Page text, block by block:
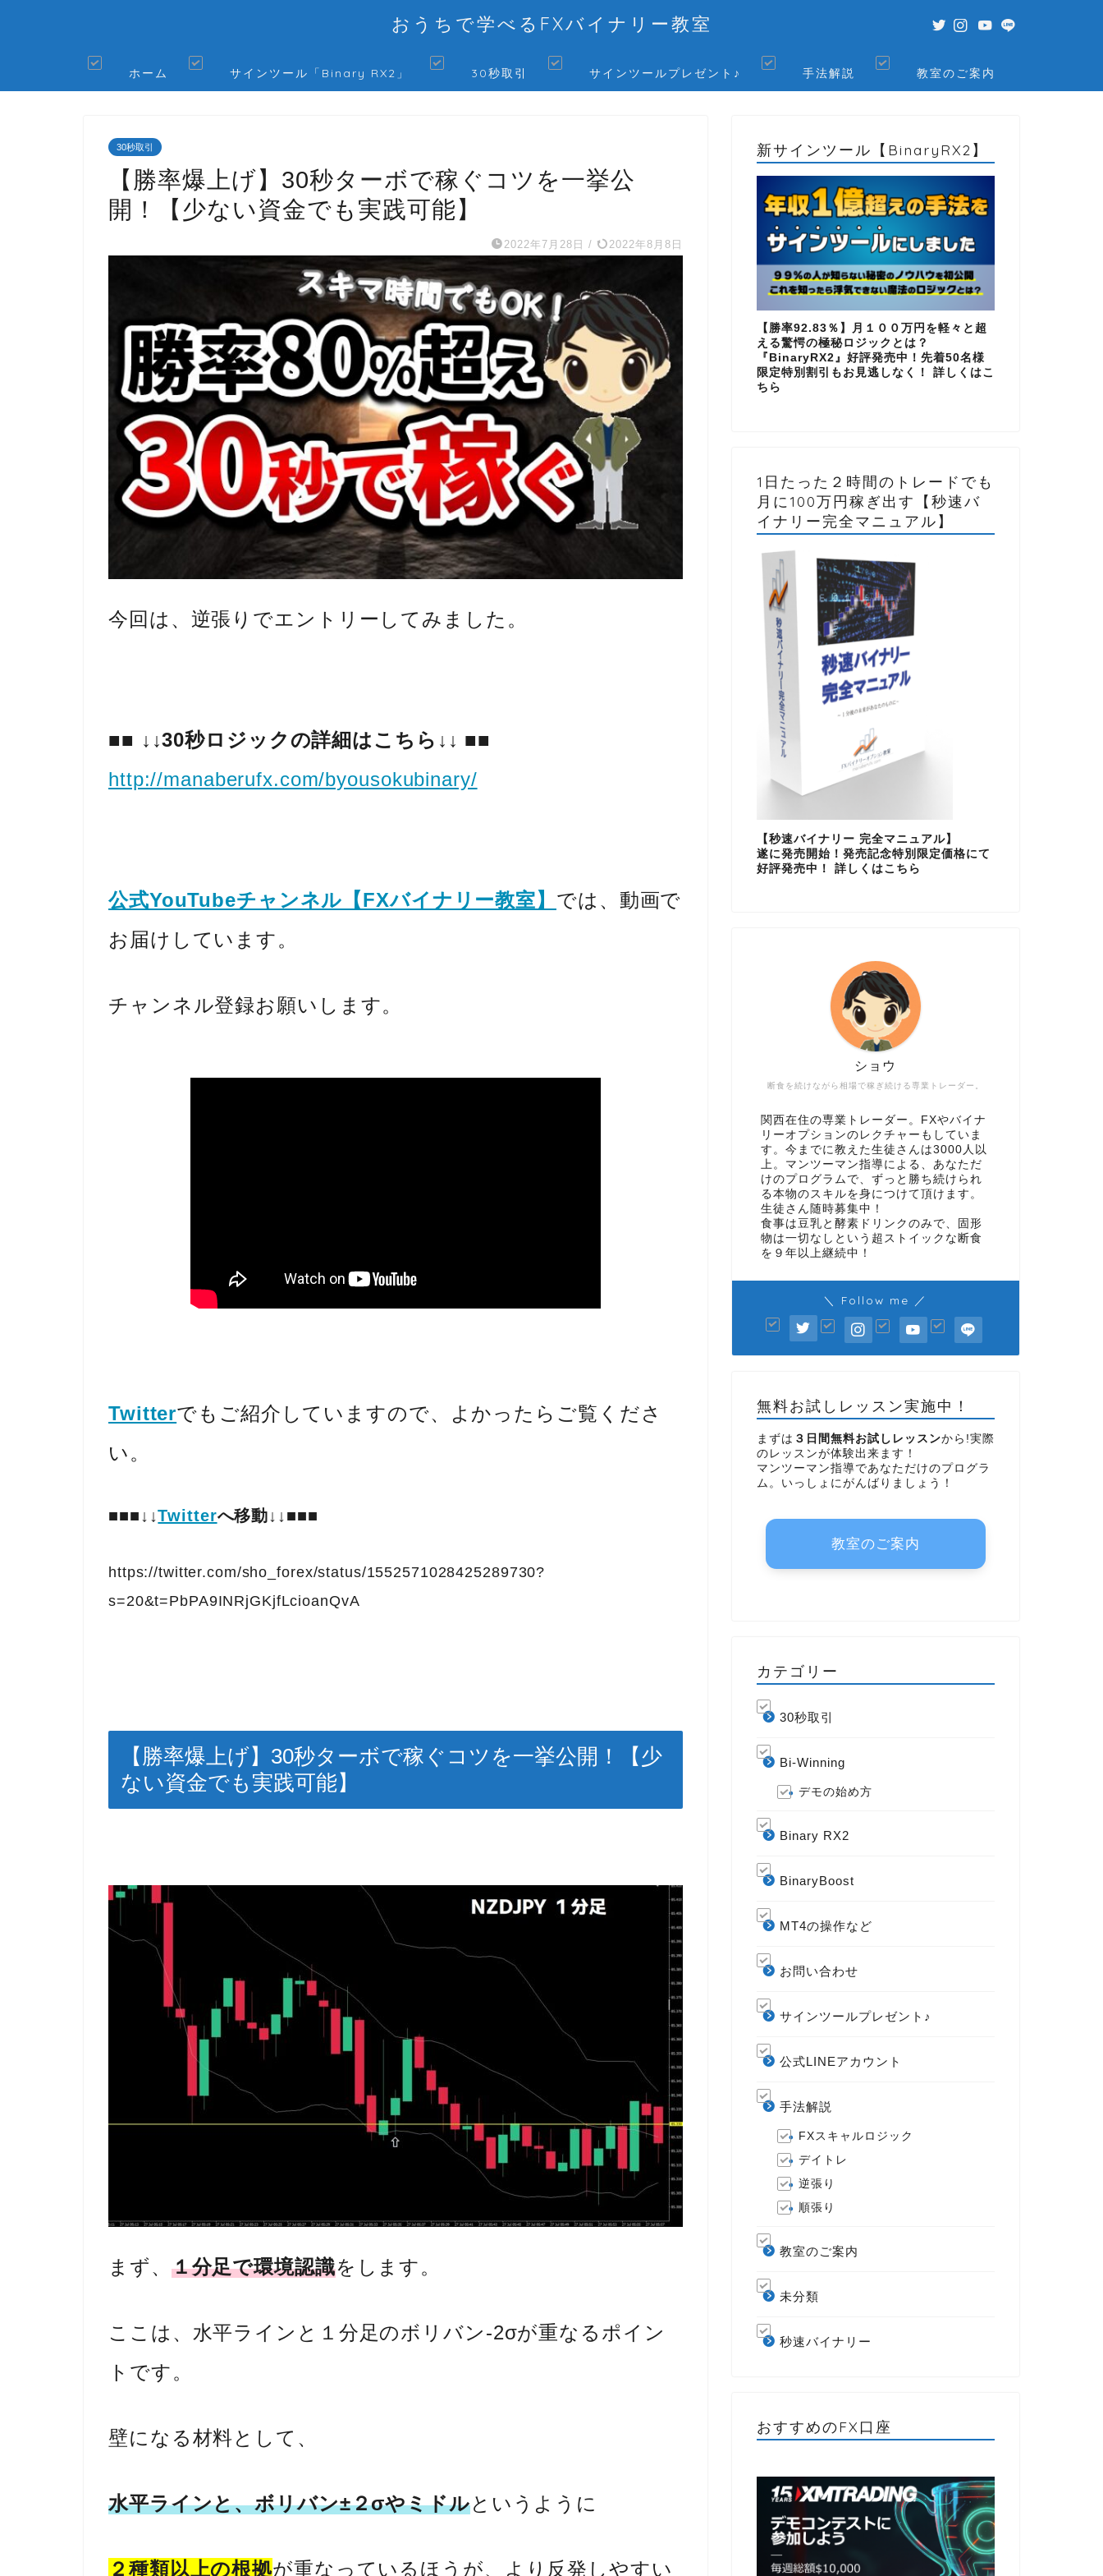
おうちで学べるFXバイナリー教室
ホーム サインツール「Binary RX2」 30秒取引 サインツールプレゼント♪ 手法解説 教室のご案内
30秒取引
【勝率爆上げ】30秒ターボで稼ぐコツを一挙公
開！【少ない資金でも実践可能】
2022年7月28日 / 2022年8月8日
今回は、 逆張りでエントリーしてみました。
■■ ↓↓30秒ロジックの詳細はこちら↓↓ ■■
http://manaberufx.com/byousokubinary/
公式YouTubeチャンネル【FXバイナリー教室】 では、動画で
お届けしています。
チャンネル登録お願いします。
Twitterでもご紹介していますので、よかったらご覧くださ
い。
■■■↓↓Twitterへ移動↓↓■■■
https://twitter.com/sho_forex/status/1552571028425289730?
s=20&t=PbPA9INRjGKjfLcioanQvA
【勝率爆上げ】30秒ターボで稼ぐコツを一挙公開！【少
ない資金でも実践可能】
まず、 １分足で環境認識をします。
ここは、水平ラインと１分足のボリバン-2σが重なるポイン
トです。
壁になる材料として、
水平ラインと、ボリバン±２σやミドルというように
２種類以上の根拠が重なっているほうが、より反発しやすい
新サインツール【BinaryRX2】
【勝率92.83％】月１００万円を軽々と超
える驚愕の極秘ロジックとは？
『BinaryRX2』好評発売中！先着50名様
限定特別割引もお見逃しなく！ 詳しくはこ
ちら
1日たった２時間のトレードでも
月に100万円稼ぎ出す【秒速バ
イナリー完全マニュアル】
【秒速バイナリー 完全マニュアル】
遂に発売開始！発売記念特別限定価格にて
好評発売中！ 詳しくはこちら
断食を続けながら相場で稼ぎ続ける専業トレーダー。
ショウ
関西在住の専業トレーダー。FXやバイナ
リーオプションのレクチャーもしていま
す。今までに教えた生徒さんは3000人以
上。マンツーマン指導による、あなただ
けのプログラムで、ずっと勝ち続けられ
る本物のスキルを身につけて頂けます。
生徒さん随時募集中！
食事は豆乳と酵素ドリンクのみで、固形
物は一切なしという超ストイックな断食
を９年以上継続中！
＼ Follow me ／
無料お試しレッスン実施中！
まずは ３日間無料お試しレッスンから!実際
のレッスンが体験出来ます！
マンツーマン指導であなただけのプログラ
ム。いっしょにがんばりましょう！
教室のご案内
カテゴリー
30秒取引
Bi-Winning
デモの始め方
Binary RX2
BinaryBoost
MT4の操作など
お問い合わせ
サインツールプレゼント♪
公式LINEアカウント
手法解説
FXスキャルロジック
デイトレ
逆張り
順張り
教室のご案内
未分類
秒速バイナリー
おすすめのFX口座